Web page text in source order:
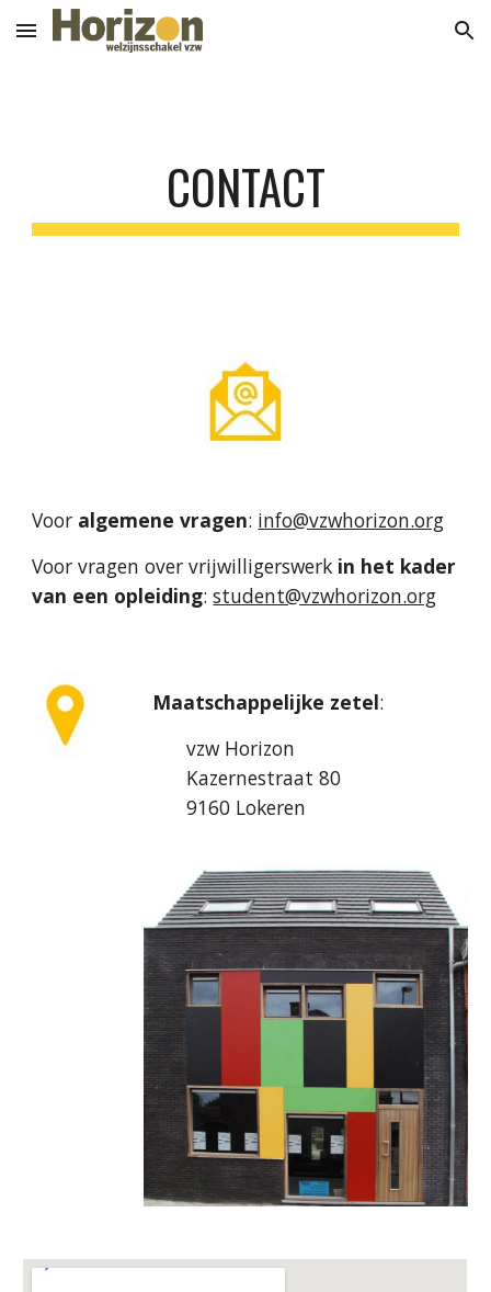
Skip to main content Skip to navigation
CONTACT
Voor algemene vragen: info@vzwhorizon.org
Voor vragen over vrijwilligerswerk in het kader
van een opleiding:student@vzwhorizon.org
Maatschappelijke zetel:
vzw Horizon
Kazernestraat 80
9160 Lokeren